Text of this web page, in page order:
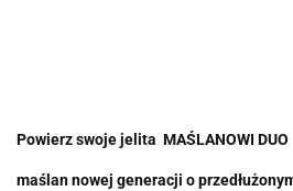
Powierz swoje jelita MAŚLANOWI DUO
maślan nowej generacji o